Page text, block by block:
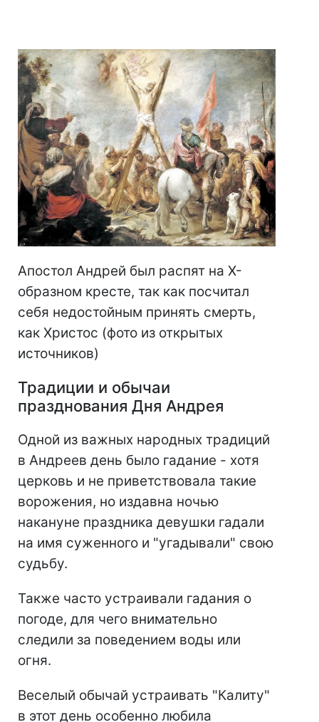
Апостол Андрей был распят на Х-
образном кресте, так как посчитал
себя недостойным принять смерть,
как Христос (фото из открытых
источников)
Традиции и обычаи
празднования Дня Андрея
Одной из важных народных традиций
в Андреев день было гадание - хотя
церковь и не приветствовала такие
ворожения, но издавна ночью
накануне праздника девушки гадали
на имя суженного и "угадывали" свою
судьбу.
Также часто устраивали гадания о
погоде, для чего внимательно
следили за поведением воды или
огня.
Веселый обычай устраивать "Калиту"
в этот день особенно любила